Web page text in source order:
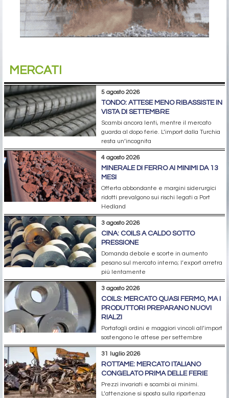
MERCATI
5 agosto 2026
TONDO: ATTESE MENO RIBASSISTE IN
VISTA DI SETTEMBRE
Scambi ancora lenti, mentre il mercato
guarda al dopo ferie. L’import dalla Turchia
resta un’incognita
4 agosto 2026
MINERALE DI FERRO AI MINIMI DA 13
MESI
Offerta abbondante e margini siderurgici
ridotti prevalgono sui rischi legati a Port
Hedland
3 agosto 2026
CINA: COILS A CALDO SOTTO
PRESSIONE
Domanda debole e scorte in aumento
pesano sul mercato interno; l’export arretra
più lentamente
3 agosto 2026
COILS: MERCATO QUASI FERMO, MA I
PRODUTTORI PREPARANO NUOVI
RIALZI
Portafogli ordini e maggiori vincoli all’import
sostengono le attese per settembre
31 luglio 2026
ROTTAME: MERCATO ITALIANO
CONGELATO PRIMA DELLE FERIE
Prezzi invariati e scambi ai minimi.
L’attenzione si sposta sulla ripartenza